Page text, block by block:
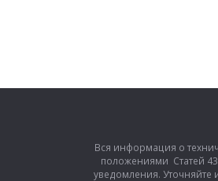
Вся информация о
положениями Статей
уведомления.